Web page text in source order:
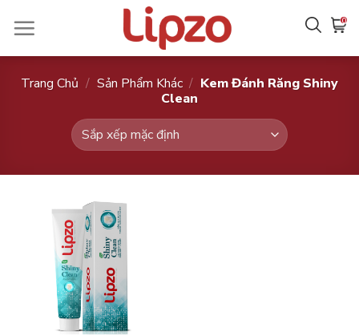
đến
0
Trang Chủ / Sản Phẩm Khác / Kem Đánh Răng Shiny
Clean